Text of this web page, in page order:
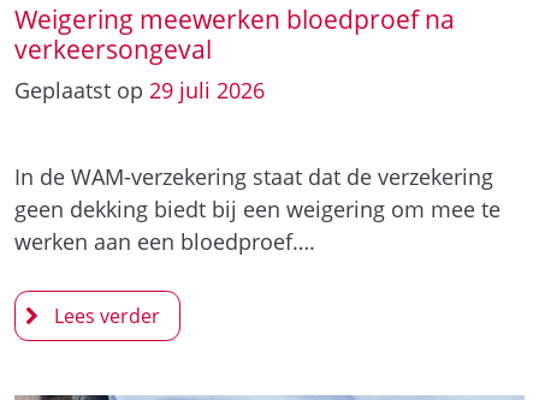
Weigering meewerken bloedproef na
verkeersongeval
Geplaatst op 29 juli 2026
In de WAM-verzekering staat dat de verzekering
geen dekking biedt bij een weigering om mee te
werken aan een bloedproef….